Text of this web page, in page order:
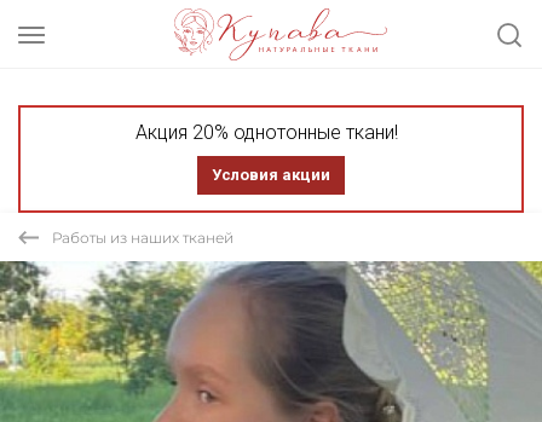
Акция 20% однотонные ткани!
Условия акции
Работы из наших тканей